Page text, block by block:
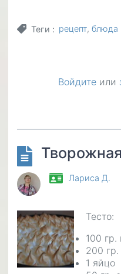
Теги рецепт блюда
Войдите или
Лариса Д.
Тесто:
100 гр.
200
1 яйцо